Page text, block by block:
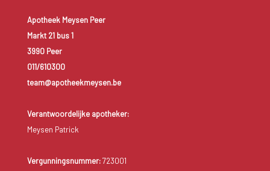
Apotheek Meysen Peer
Markt 21 bus 1
3990 Peer
011/610300
team@apotheekmeysen.be
Verantwoordelijke apotheker:
Meysen Patrick
Vergunningsnummer:723001